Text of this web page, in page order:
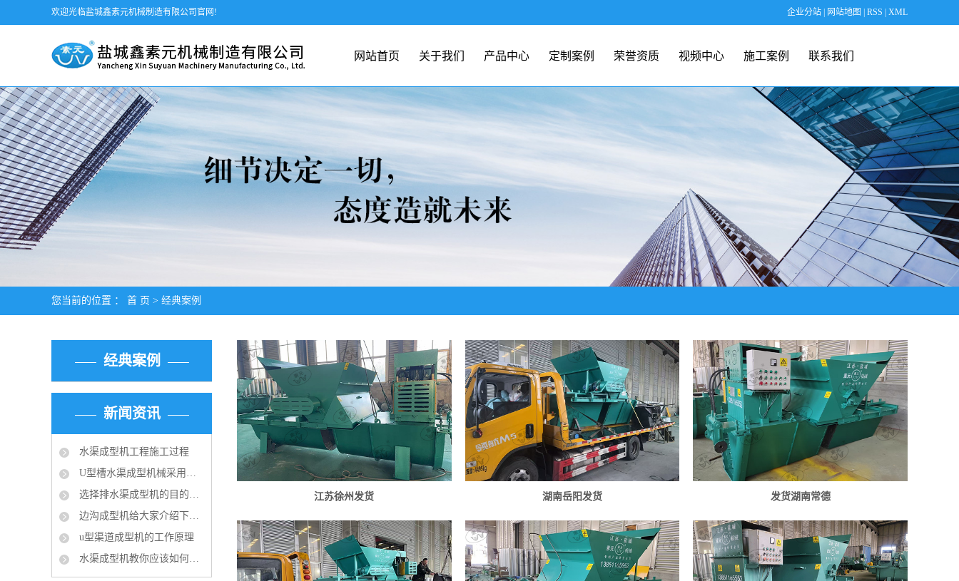
欢迎光临盐城鑫素元机械制造有限公司官网! 企业分站 网站地图 RSS XML
网站首页 关于我们 产品中心 定制案例 荣誉资质 视频中心 施工案例 联系我们
您当前的位置 ： 首 页 > 经典案例
经典案例
新闻资讯
水渠成型机工程施工过程
U型槽水渠成型机械采用的成型技术
选择排水渠成型机的目的：快速滑膜成型水渠
边沟成型机给大家介绍下成品排水沟的应用规范
u型渠道成型机的工作原理
水渠成型机教你应该如何选择合适的排水沟？
江苏徐州发货 湖南岳阳发货 发货湖南常德